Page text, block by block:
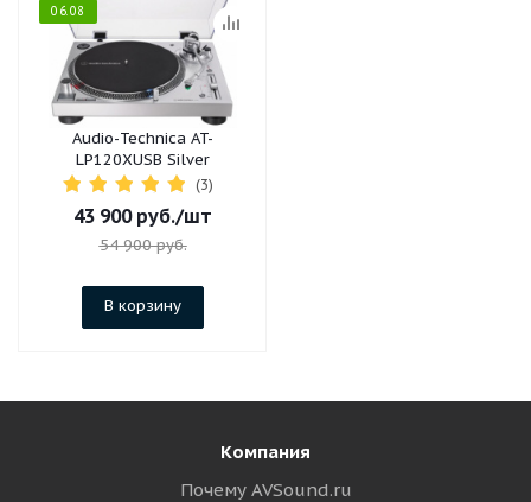
06.08
Audio-Technica AT-
LP120XUSB Silver
(3)
43 900руб./шт
54 900руб.
В корзину
Компания
Почему AVSound.ru